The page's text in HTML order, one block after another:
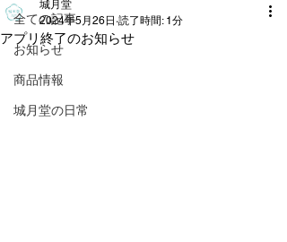
全ての記事
お知らせ
商品情報
城月堂の日常
アプリ終了のお知らせ
城月堂
2024年5月26日 読了時間: 1分